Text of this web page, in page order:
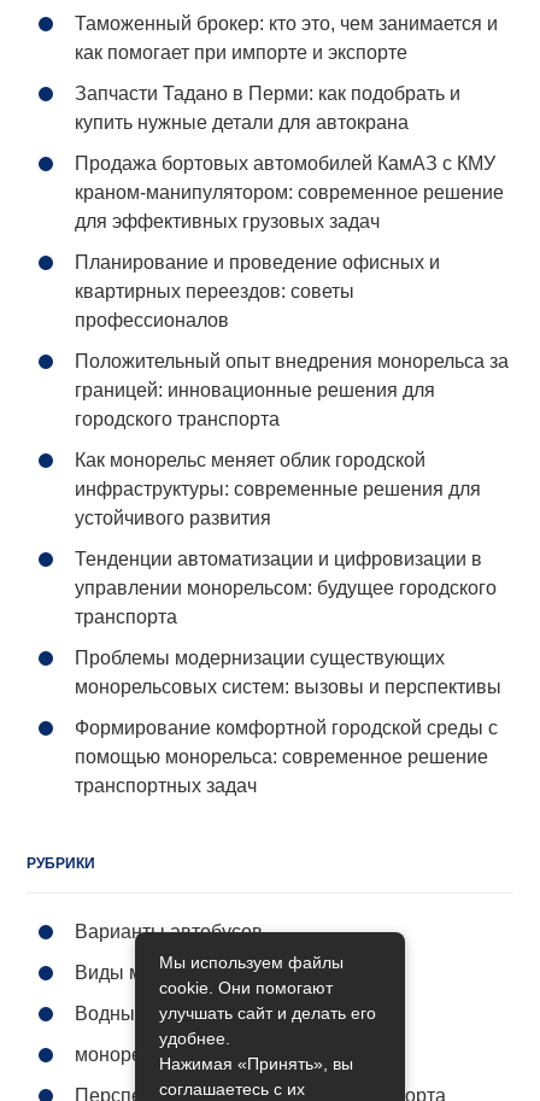
Таможенный брокер: кто это, чем занимается и
как помогает при импорте и экспорте
Запчасти Тадано в Перми: как подобрать и
купить нужные детали для автокрана
Продажа бортовых автомобилей КамАЗ с КМУ
краном-манипулятором: современное решение
для эффективных грузовых задач
Планирование и проведение офисных и
квартирных переездов: советы
профессионалов
Положительный опыт внедрения монорельса за
границей: инновационные решения для
городского транспорта
Как монорельс меняет облик городской
инфраструктуры: современные решения для
устойчивого развития
Тенденции автоматизации и цифровизации в
управлении монорельсом: будущее городского
транспорта
Проблемы модернизации существующих
монорельсовых систем: вызовы и перспективы
Формирование комфортной городской среды с
помощью монорельса: современное решение
транспортных задач
РУБРИКИ
Варианты автобусов
Виды метро
Водный транспорт
монорельс городской
Перспективы общественного транспорта
Мы используем файлы
cookie. Они помогают
улучшать сайт и делать его
удобнее.
Нажимая «Принять», вы
соглашаетесь с их